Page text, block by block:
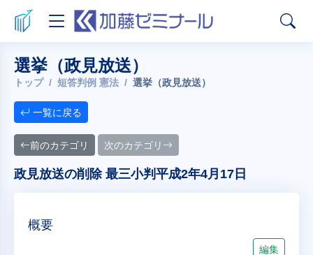
選挙（政見放送）
トップ 短答判例 憲法 選挙（政見放送）
一覧に戻る
前のカテゴリ 次のカテゴリ
政見放送の削除 最三小判平成2年4月17日
概要
編集